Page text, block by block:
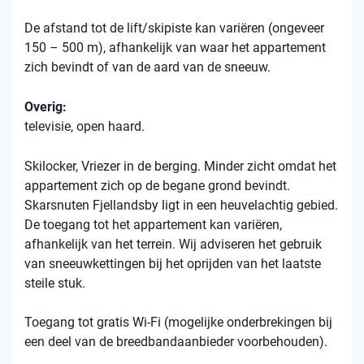
De afstand tot de lift/skipiste kan variëren (ongeveer
150 – 500 m), afhankelijk van waar het appartement
zich bevindt of van de aard van de sneeuw.
Overig:
televisie, open haard.
Skilocker, Vriezer in de berging. Minder zicht omdat het
appartement zich op de begane grond bevindt.
Skarsnuten Fjellandsby ligt in een heuvelachtig gebied.
De toegang tot het appartement kan variëren,
afhankelijk van het terrein. Wij adviseren het gebruik
van sneeuwkettingen bij het oprijden van het laatste
steile stuk.
Toegang tot gratis Wi-Fi (mogelijke onderbrekingen bij
een deel van de breedbandaanbieder voorbehouden).